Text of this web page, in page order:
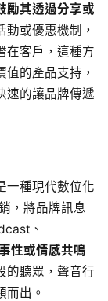
勵其透過分享或
動或優惠機制，
在客戶，這種方
值的產品支持，
速的讓品牌傳遞
一種現代數位化
，將品牌訊息
、
性或情感共鳴
的聽眾，聲音行
而出。